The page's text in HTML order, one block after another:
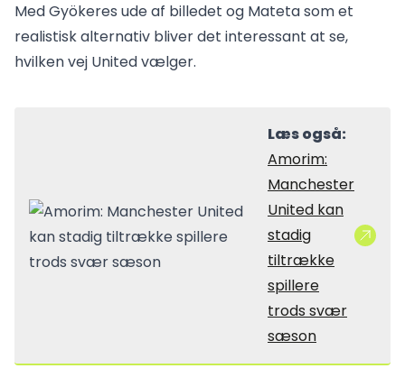
Med Gyökeres ude af billedet og Mateta som et
realistisk alternativ bliver det interessant at se,
hvilken vej United vælger.
Læs også:
Amorim:
Manchester
United kan
stadig
tiltrække
spillere
trods svær
sæson